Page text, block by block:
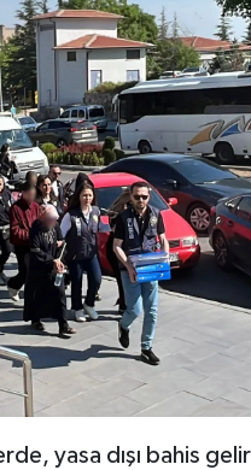
yasa dışı bahis